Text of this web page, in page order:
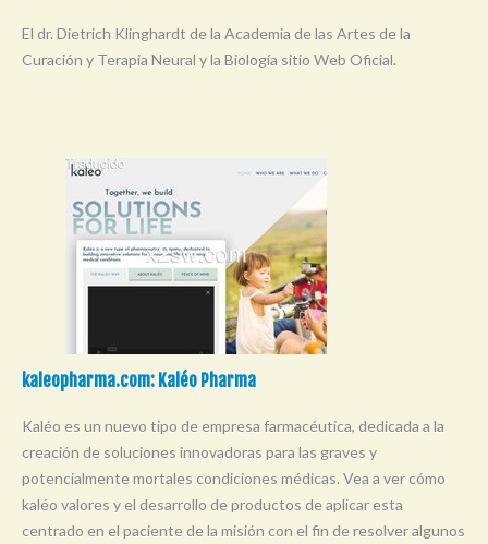
El dr. Dietrich Klinghardt de la Academia de las Artes de la
Curación y Terapia Neural y la Biología sitio Web Oficial.
kaleopharma.com: Kaléo Pharma
Kaléo es un nuevo tipo de empresa farmacéutica, dedicada a la
creación de soluciones innovadoras para las graves y
potencialmente mortales condiciones médicas. Vea a ver cómo
kaléo valores y el desarrollo de productos de aplicar esta
centrado en el paciente de la misión con el fin de resolver algunos